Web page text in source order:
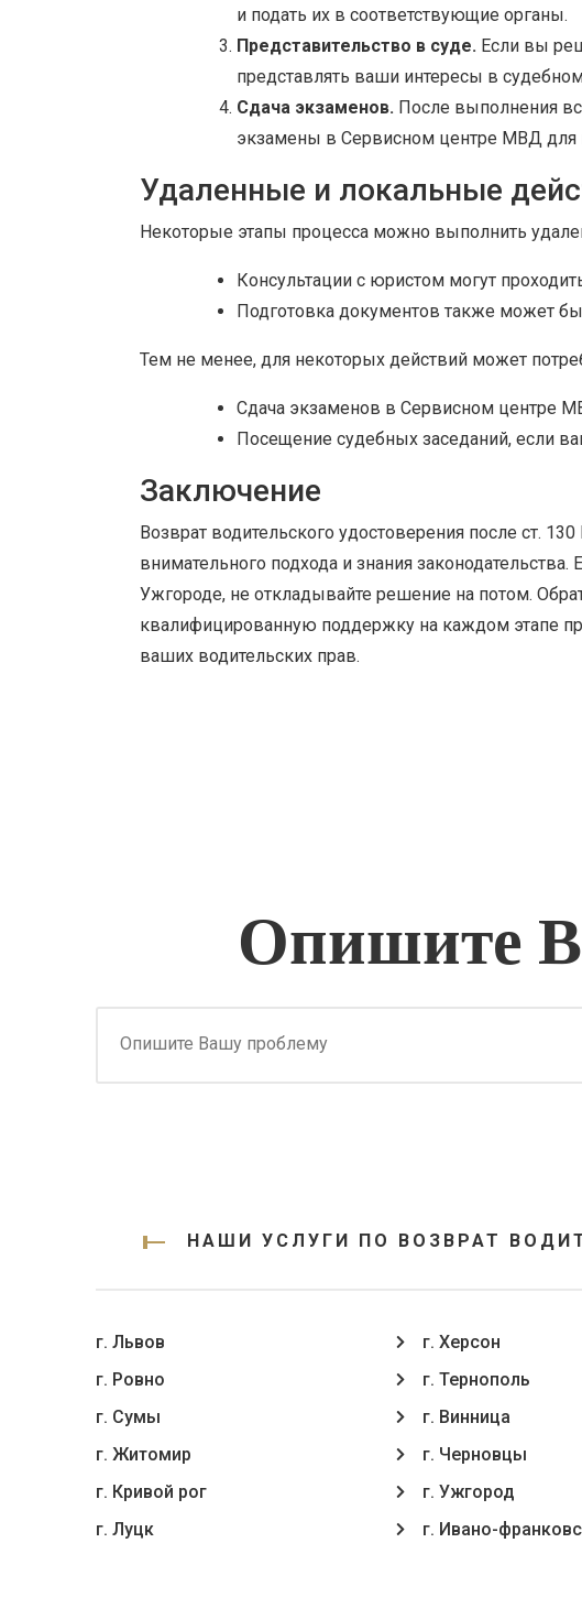
и подать их в соответствующие органы.
Представительство в суде. Если вы
представлять ваши интересы в
Сдача экзаменов. После выполнения
экзамены в Сервисном центре МВД для
Удаленные и локальные
Некоторые этапы процесса можно выполнить
Консультации с юристом могут
Подготовка документов также может
Тем не менее, для некоторых действий может
Сдача экзаменов в Сервисном центре
Посещение судебных заседаний, если
Заключение
Возврат водительского удостоверения после ст.
внимательного подхода и знания
Ужгороде, не откладывайте решение на потом.
квалифицированную поддержку на каждом этапе
ваших водительских прав.
Опишите
НАШИ УСЛУГИ ПО ВОЗВРАТ
г. Львов
г. Ровно
г. Сумы
г. Житомир
г. Кривой рог
г. Луцк
г. Херсон
г. Тернополь
г. Винница
г. Чернoвцы
г. Ужгород
г. Ивано-